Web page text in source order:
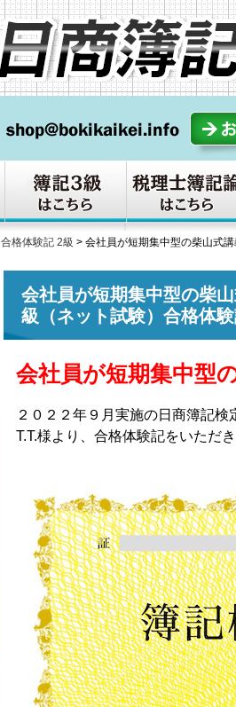
合格体験記 2級 > 会社員が短期集中型の柴山式
会社員が短期集中型の柴
級（ネット試験）合格体験
会社員が短期集中型
２０２２年９月実施の日商簿記
T.T.様より、合格体験記をいただ